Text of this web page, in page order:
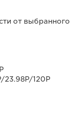
от выбранного
23.98P/120P